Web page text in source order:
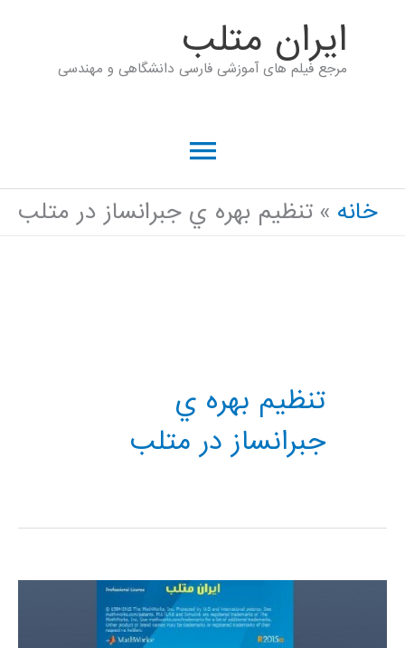
ايران متلب
مرجع فیلم های آموزشی فارسی دانشگاهی و مهندسی
فهرست
اصلی
خانه تنظيم بهره ي جبرانساز در متلب
تنظيم بهره ي
جبرانساز در متلب